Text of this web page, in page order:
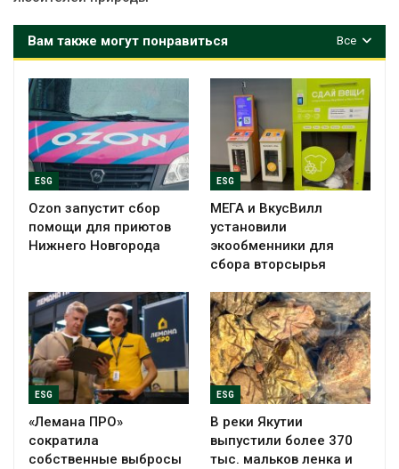
Все
Вам также могут понравиться
ESG
Ozon запустит сбор
помощи для приютов
Нижнего Новгорода
ESG
МЕГА и ВкусВилл
установили
экообменники для
сбора вторсырья
ESG
«Лемана ПРО»
сократила
собственные выбросы
ESG
В реки Якутии
выпустили более 370
тыс. мальков ленка и